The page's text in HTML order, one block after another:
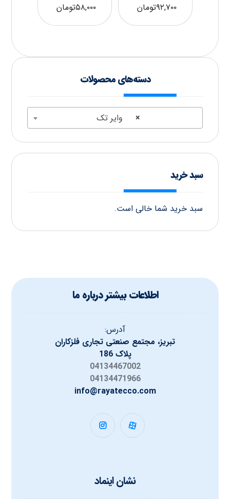
۹۲,۷۰۰تومان ۵۸,۰۰۰تومان
دسته‌های محصولات
× وایر تک
سبد خرید
سبد خرید شما خالی است.
اطلاعات بیشتر درباره ما
آدرس:
تبریز، مجتمع صنعتی تجاری فلزکاران
پلاک 186
04134467002
04134471966
info@rayatecco.com
نشان اینماد